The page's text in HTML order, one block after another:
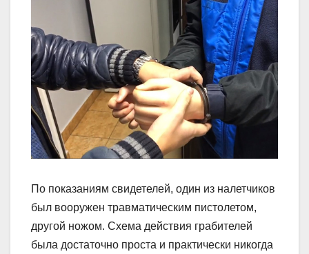
По показаниям свидетелей, один из налетчиков
был вооружен травматическим пистолетом,
другой ножом. Схема действия грабителей
была достаточно проста и практически никогда